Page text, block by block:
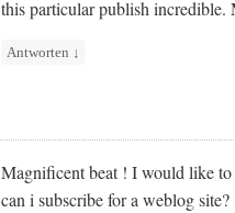
this particular publish
Antworten ↓
Magnificent beat ! I would like to
can i subscribe for a weblog site?